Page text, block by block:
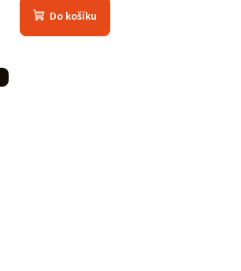
produktu
Do košíku